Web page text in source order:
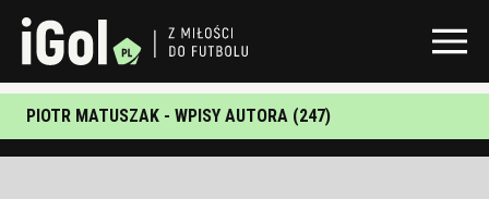
PIOTR MATUSZAK - WPISY AUTORA (247)